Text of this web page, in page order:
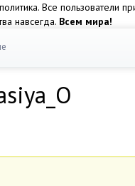
Все
навсегда. Всем мира!